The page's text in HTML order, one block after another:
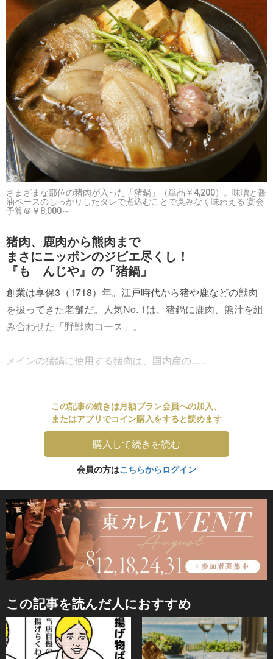
さまざまな部位の猪肉が入った「猪鍋」（単品￥4,200）。味噌と醤
油ベースのしっかりしたタレで煮込むことで臭みなく味わえる 宴会
予算＠￥8,000～
猪肉、鹿肉から熊肉まで
まさにニッポンのジビエ尽くし！
『もゝんじや』の「猪鍋」
創業は享保3（1718）年。江戸時代から猪や鹿などの獣肉
を扱ってきた老舗だ。人気No. 1は、猪鍋に鹿肉、熊汁を組
み合わせた「野獣肉コース」。
メインの猪鍋に使用する猪肉は、国内産の......
この記事の続きは月額プラン会員への加入、
またはアプリでコイン購入をすると読めます
購入して続きを読む
会員の方はこちらからログイン
この記事を読んだ人におすすめ